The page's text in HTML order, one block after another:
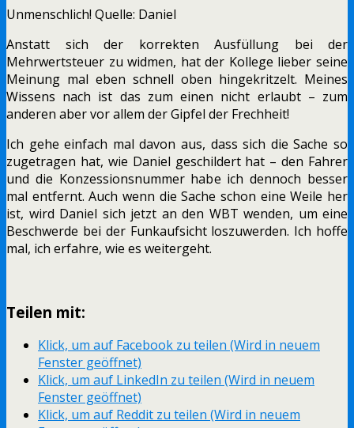
Unmenschlich! Quelle: Daniel
Anstatt sich der korrekten Ausfüllung bei der
Mehrwertsteuer zu widmen, hat der Kollege lieber seine
Meinung mal eben schnell oben hingekritzelt. Meines
Wissens nach ist das zum einen nicht erlaubt – zum
anderen aber vor allem der Gipfel der Frechheit!
Ich gehe einfach mal davon aus, dass sich die Sache so
zugetragen hat, wie Daniel geschildert hat – den Fahrer
und die Konzessionsnummer habe ich dennoch besser
mal entfernt. Auch wenn die Sache schon eine Weile her
ist, wird Daniel sich jetzt an den WBT wenden, um eine
Beschwerde bei der Funkaufsicht loszuwerden. Ich hoffe
mal, ich erfahre, wie es weitergeht.
Teilen mit:
Klick, um auf Facebook zu teilen (Wird in neuem
Fenster geöffnet)
Klick, um auf LinkedIn zu teilen (Wird in neuem
Fenster geöffnet)
Klick, um auf Reddit zu teilen (Wird in neuem